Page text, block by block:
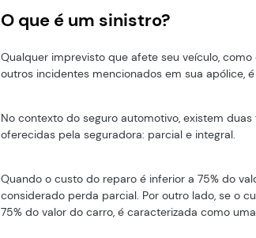
O que é um sinistro?
Qualquer imprevisto que afete seu veículo, como
outros incidentes mencionados em sua apólice,
No contexto do seguro automotivo, existem
oferecidas pela seguradora: parcial e integral.
Quando o custo do reparo é inferior a 75% do
considerado perda parcial. Por outro lado, se o
75% do valor do carro, é caracterizada como